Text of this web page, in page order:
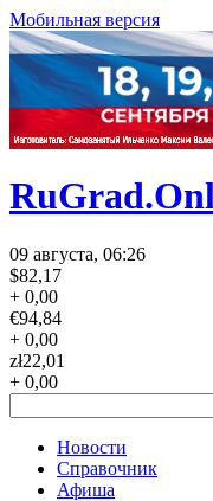
Мобильная версия
09 августа, 06:26
$82,17
+ 0,00
€94,84
+ 0,00
zł22,01
+ 0,00
Новости
Справочник
Афиша